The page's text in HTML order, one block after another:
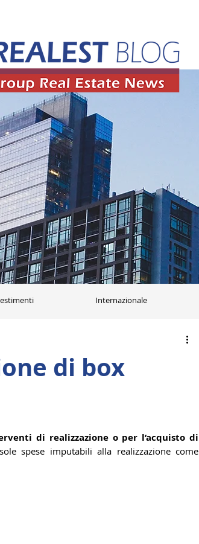
Internazionale
di box
di realizzazione o per l’acquisto di
spese imputabili alla realizzazione come